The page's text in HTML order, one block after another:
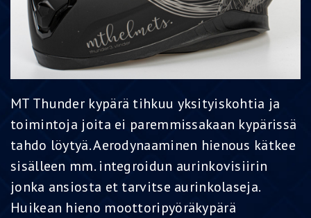
MT Thunder kypärä tihkuu yksityiskohtia ja
toimintoja joita ei paremmissakaan kypärissä
tahdo löytyä. Aerodynaaminen hienous kätkee
sisälleen mm. integroidun aurinkovisiirin
jonka ansiosta et tarvitse aurinkolaseja.
Huikean hieno moottoripyöräkypärä